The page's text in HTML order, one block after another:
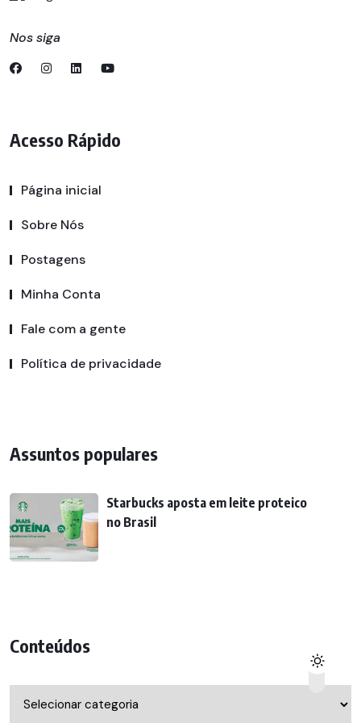
Nos siga
Acesso Rápido
Página inicial
Sobre Nós
Postagens
Minha Conta
Fale com a gente
Política de privacidade
Assuntos populares
Starbucks aposta em leite proteico
no Brasil
Conteúdos